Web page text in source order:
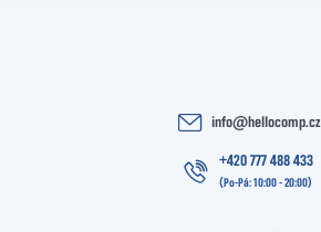
info@hellocomp.cz
+420 777 488 433